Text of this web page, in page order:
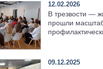
12.02.2026
В трезвости —
прошли
09.12.2025